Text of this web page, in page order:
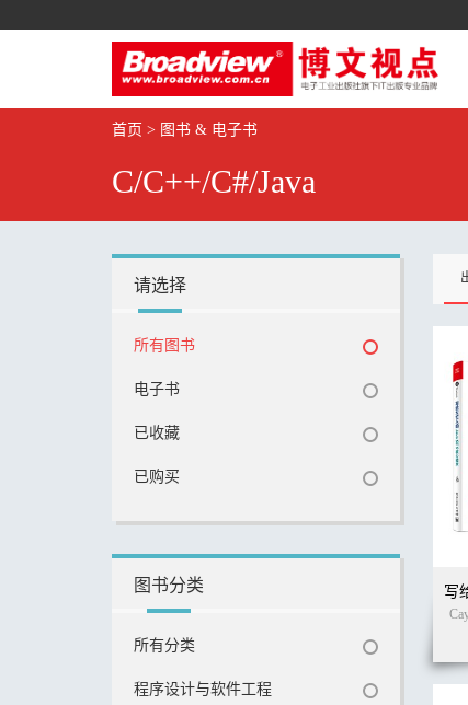
首页 > 图书 & 电子书
C/C++/C#/Java
请选择
所有图书
电子书
已收藏
已购买
图书分类
所有分类
程序设计与软件工程